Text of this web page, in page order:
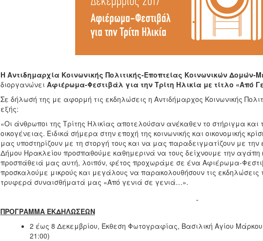
Η Αντιδημαρχία Κοινωνικής Πολιτικής-Εποπτείας Κοινωνικών Δομών-
διοργανώνει Αφιέρωμα-Φεστιβάλ για την Τρίτη Ηλικία με τίτλο «Από
Σε δήλωσή της με αφορμή τις εκδηλώσεις η Αντιδήμαρχος Κοινωνικής
εξής:
«Οι άνθρωποι της Τρίτης Ηλικίας αποτελούσαν ανέκαθεν το στήριγμα και
οικογένειας. Ειδικά σήμερα στην εποχή της κοινωνικής και οικονομικής
μας υποστηρίζουν με τη στοργή τους και να μας παραδειγματίζουν με
Δήμου Ηρακλείου προσπαθούμε καθημερινά να τους δείχνουμε την αγάπη
προσπάθειά μας αυτή, λοιπόν, φέτος προχωράμε σε ένα Αφιέρωμα-
προσκαλούμε μικρούς και μεγάλους να παρακολουθήσουν τις
τρυφερά συναισθήματά μας «Από γενιά σε γενιά…».
ΠΡΟΓΡΑΜΜΑ ΕΚΔΗΛΩΣΕΩΝ
2 έως 8 Δεκεμβρίου, Έκθεση Φωτογραφίας, Βασιλική Αγίου
21:00)